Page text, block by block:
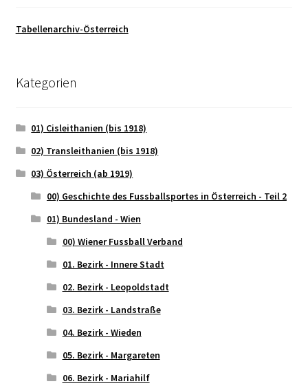
Tabellenarchiv-Österreich
Kategorien
01) Cisleithanien (bis 1918)
02) Transleithanien (bis 1918)
03) Österreich (ab 1919)
00) Geschichte des Fussballsportes in Österreich - Teil 2
01) Bundesland - Wien
00) Wiener Fussball Verband
01. Bezirk - Innere Stadt
02. Bezirk - Leopoldstadt
03. Bezirk - Landstraße
04. Bezirk - Wieden
05. Bezirk - Margareten
06. Bezirk - Mariahilf